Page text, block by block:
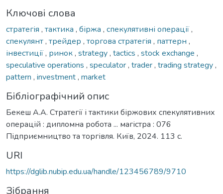
Ключові слова
стратегія , тактика , біржа , спекулятивні операції,
спекулянт, трейдер , торгова стратегія , паттерн ,
інвестиції, ринок, strategy, tactics , stock exchange ,
speculative operations , speculator, trader, trading strategy,
pattern , investment, market
Бібліографічний опис
Бекеш А.А. Стратегії і тактики біржових спекулятивних
операцій : дипломна робота ... магістра : 076
Підприємництво та торгівля. Київ, 2024. 113 с.
URI
https://dglib.nubip.edu.ua/handle/123456789/9710
Зібрання